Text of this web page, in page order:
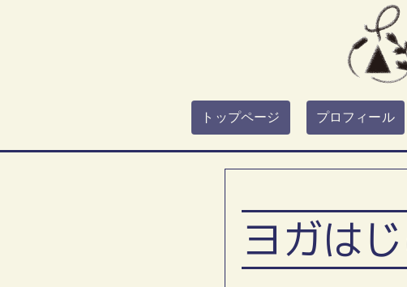
トップページ プロフィール
ヨガは